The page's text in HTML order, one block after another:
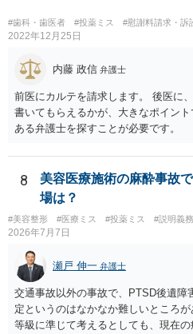
#歯科・歯医者 #投薬ミス #慰謝料請求・訴
2022年12月25日
内藤 政信 弁護士
前医にカルテを請求します。 後医に
書いてもらえるかが、大きなポイン
ある弁護士を探すことが必要です。
8
美容医療施術の麻酔事故
場は？
#美容整形 #医療ミス #投薬ミス #説明義
2026年7月7日
瀬戸 伸一 弁護士
交通事故以外の事故で、PTSD後遺障
定というのはなかなか難しいところ
等級に準じて考えるとしても、現在